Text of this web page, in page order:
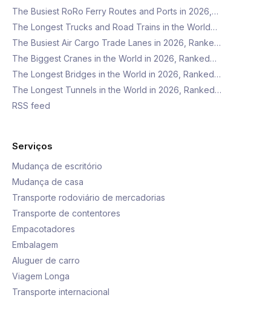
The Busiest RoRo Ferry Routes and Ports in 2026,…
The Longest Trucks and Road Trains in the World…
The Busiest Air Cargo Trade Lanes in 2026, Ranke…
The Biggest Cranes in the World in 2026, Ranked…
The Longest Bridges in the World in 2026, Ranked…
The Longest Tunnels in the World in 2026, Ranked…
RSS feed
Serviços
Mudança de escritório
Mudança de casa
Transporte rodoviário de mercadorias
Transporte de contentores
Empacotadores
Embalagem
Aluguer de carro
Viagem Longa
Transporte internacional